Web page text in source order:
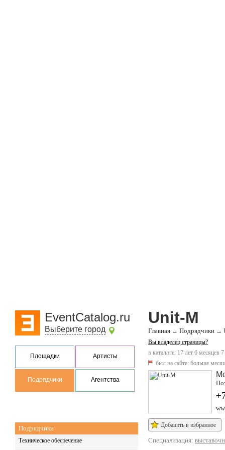
EventCatalog.ru
Выберите город
Площадки Артисты
Подрядчики Агентства
Подрядчики
Техническое обеспечение
Unit-M
Главная → Подрядчики →
Вы владелец страницы?
в каталоге: 17 лет 6 месяцев
был на сайте: больше
Добавить в избранное
Специализация: